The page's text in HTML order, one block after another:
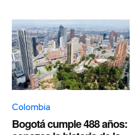
Colombia
Bogotá cumple 488 años: